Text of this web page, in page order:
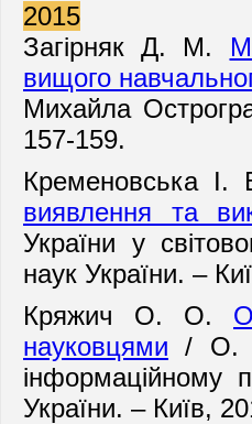
2015
Загірняк Д. М.
вищого
Михайла
157-159.
Кременовська І.
виявлення та
України у
наук України. –
Кряжич О. О.
науковцями / О.
інформаційному
України. – Київ,